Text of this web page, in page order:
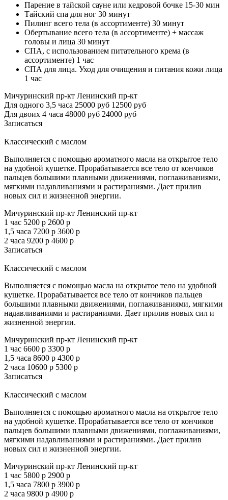
Парение в тайской сауне или кедровой бочке 15-30 мин
Тайский спа для ног 30 минут
Пилинг всего тела (в ассортименте) 30 минут
Обертывание всего тела (в ассортименте) + массаж
головы и лица 30 минут
СПА, с использованием питательного крема (в
ассортименте) 1 час
СПА для лица. Уход для очищения и питания кожи лица
1 час
Мичуринский пр-кт Ленинский пр-кт
Для одного 3,5 часа 25000 руб 12500 руб
Для двоих 4 часа 48000 руб 24000 руб
Записаться
Классический с маслом
Выполняется с помощью ароматного масла на открытое тело
на удобной кушетке. Прорабатывается все тело от кончиков
пальцев большими плавными движениями, поглаживаниями,
мягкими надавливаниями и растираниями. Дает прилив
новых сил и жизненной энергии.
Мичуринский пр-кт Ленинский пр-кт
1 час 5200 р 2600 р
1,5 часа 7200 р 3600 р
2 часа 9200 р 4600 р
Записаться
Классический с маслом
Выполняется с помощью масла на открытое тело на удобной
кушетке. Прорабатывается все тело от кончиков пальцев
большими плавными движениями, поглаживаниями, мягкими
надавливаниями и растираниями. Дает прилив новых сил и
жизненной энергии.
Мичуринский пр-кт Ленинский пр-кт
1 час 6600 р 3300 р
1,5 часа 8600 р 4300 р
2 часа 10600 р 5300 р
Записаться
Классический с маслом
Выполняется с помощью ароматного масла на открытое тело
на удобной кушетке. Прорабатывается все тело от кончиков
пальцев большими плавными движениями, поглаживаниями,
мягкими надавливаниями и растираниями. Дает прилив
новых сил и жизненной энергии.
Мичуринский пр-кт Ленинский пр-кт
1 час 5800 р 2900 р
1,5 часа 7800 р 3900 р
2 часа 9800 р 4900 р